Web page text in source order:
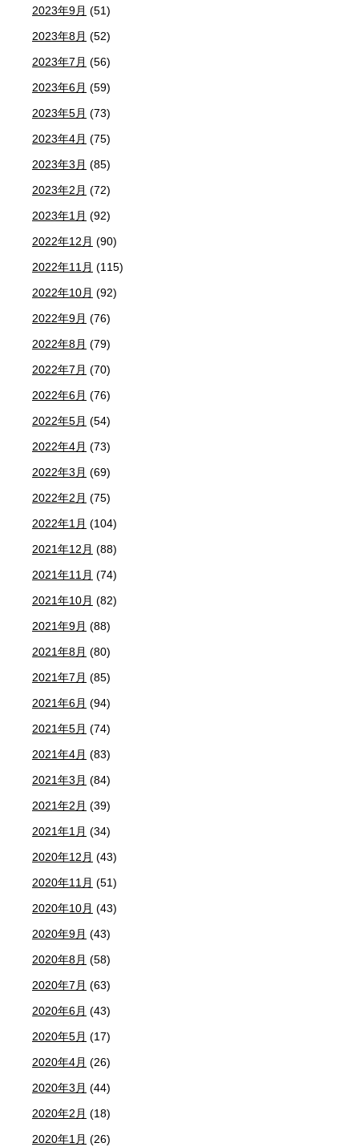
2023年9月 (51)
2023年8月 (52)
2023年7月 (56)
2023年6月 (59)
2023年5月 (73)
2023年4月 (75)
2023年3月 (85)
2023年2月 (72)
2023年1月 (92)
2022年12月 (90)
2022年11月 (115)
2022年10月 (92)
2022年9月 (76)
2022年8月 (79)
2022年7月 (70)
2022年6月 (76)
2022年5月 (54)
2022年4月 (73)
2022年3月 (69)
2022年2月 (75)
2022年1月 (104)
2021年12月 (88)
2021年11月 (74)
2021年10月 (82)
2021年9月 (88)
2021年8月 (80)
2021年7月 (85)
2021年6月 (94)
2021年5月 (74)
2021年4月 (83)
2021年3月 (84)
2021年2月 (39)
2021年1月 (34)
2020年12月 (43)
2020年11月 (51)
2020年10月 (43)
2020年9月 (43)
2020年8月 (58)
2020年7月 (63)
2020年6月 (43)
2020年5月 (17)
2020年4月 (26)
2020年3月 (44)
2020年2月 (18)
2020年1月 (26)